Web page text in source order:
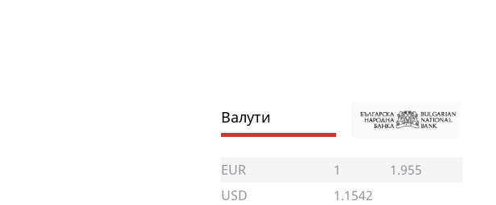
Валути
EUR 1
1.955
USD
1.1542